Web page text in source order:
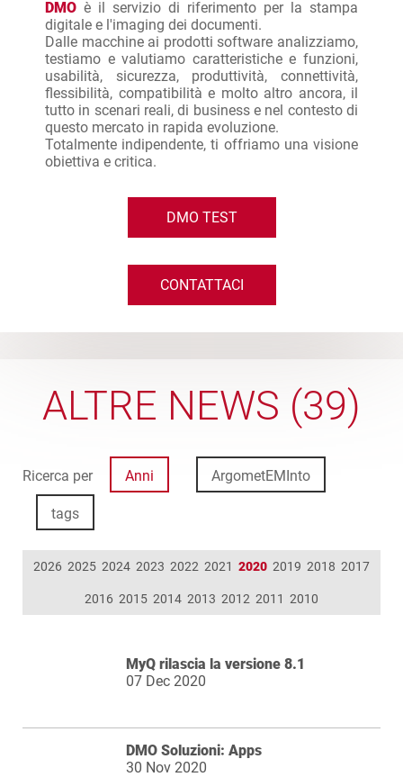
DMO è il servizio di riferimento per la stampa
digitale e l'imaging dei documenti.
Dalle macchine ai prodotti software analizziamo,
testiamo e valutiamo caratteristiche e funzioni,
usabilità, sicurezza, produttività, connettività,
flessibilità, compatibilità e molto altro ancora, il
tutto in scenari reali, di business e nel contesto di
questo mercato in rapida evoluzione.
Totalmente indipendente, ti offriamo una visione
obiettiva e critica.
DMO TEST
CONTATTACI
ALTRE NEWS (39)
Ricerca per Anni ArgometEMInto
tags
2026 2025 2024 2023 2022 2021 2020 2019 2018 2017
2016 2015 2014 2013 2012 2011 2010
MyQ rilascia la versione 8.1
07 Dec 2020
DMO Soluzioni: Apps
30 Nov 2020